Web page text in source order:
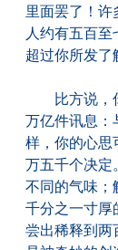
里面罢了！许
人约有五百
超过你所发了
比方说，
万亿件讯息：
样，你的心思
万五千个决定
不同的气味；
千分之一寸厚
尝出稀释到两